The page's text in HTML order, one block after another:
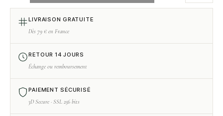
LIVRAISON GRATUITE
Dès 79 € en France
RETOUR 14 JOURS
Échange ou remboursement
PAIEMENT SÉCURISÉ
3D Secure · SSL 256 bits